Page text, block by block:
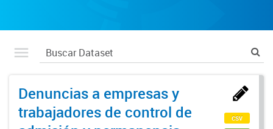
Denuncias a empresas y
trabajadores de control de
csv